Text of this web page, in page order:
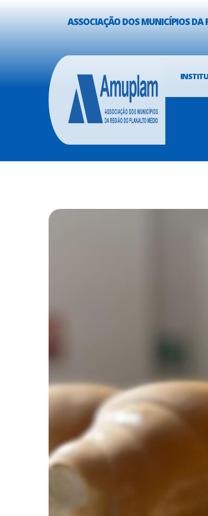
ASSOCIAÇÃO DOS MUNICÍPIOS